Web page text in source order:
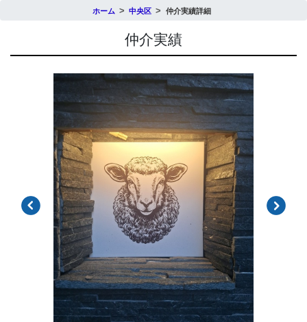
ホーム 中央区 仲介実績詳細
仲介実績